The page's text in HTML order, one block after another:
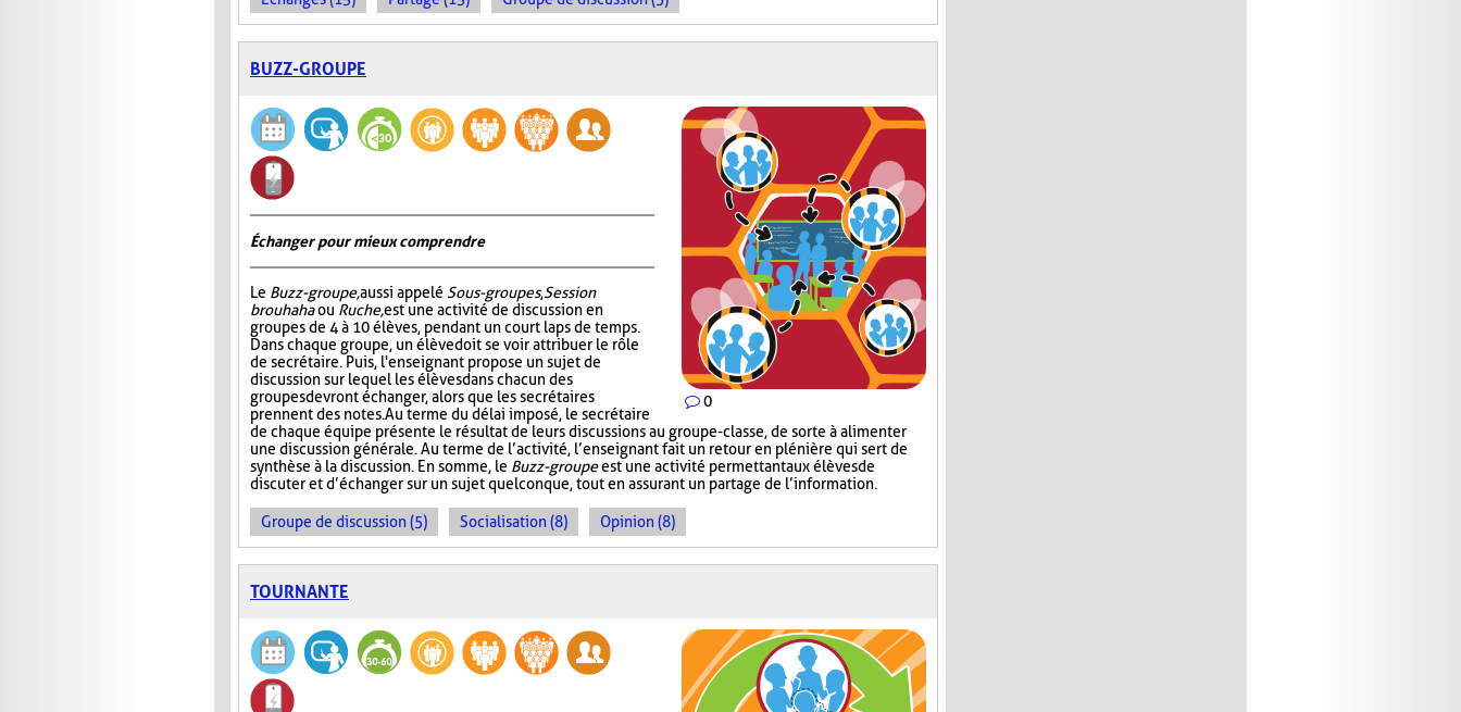
BUZZ-GROUPE
0
Échanger pour mieux comprendre
Le Buzz-groupe,aussi appelé Sous-groupes,Session
brouhahaou Ruche,est une activité de discussion en
groupes de 4 à 10 élèves, pendant un court laps de temps.
Dans chaque groupe, un élève doit se voir attribuer le rôle
de secrétaire. Puis, l'enseignant propose un sujet de
discussion sur lequel les élèves dans chacun des
groupes devront échanger, alors que les secrétaires
prennent des notes. Au terme du délai imposé, le secrétaire
de chaque équipe présente le résultat de leurs discussions au groupe-classe, de sorte à alimenter
une discussion générale. Au terme de l’activité, l’enseignant fait un retour en plénière qui sert de
synthèse à la discussion. En somme, le Buzz-groupeest une activité permettant aux élèves de
discuter et d’échanger sur un sujet quelconque, tout en assurant un partage de l’information.
Groupe de discussion (5) Socialisation (8) Opinion (8)
TOURNANTE